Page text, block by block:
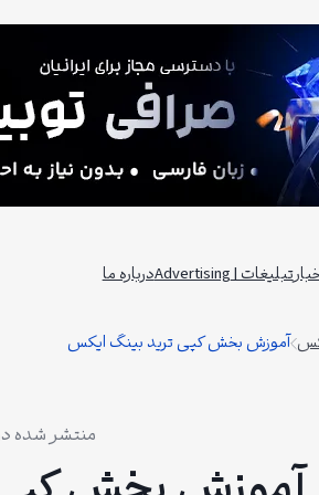
تبلیغات | Advertising درباره ما
آموزش بخش کپی ترید بینگ ایکس